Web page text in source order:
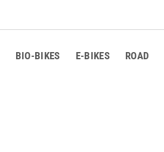
BIO-BIKES E-BIKES ROAD